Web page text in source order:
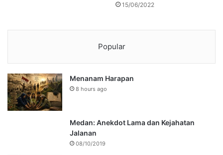
15/06/2022
Popular
Menanam Harapan
8 hours ago
Medan: Anekdot Lama dan Kejahatan
Jalanan
08/10/2019